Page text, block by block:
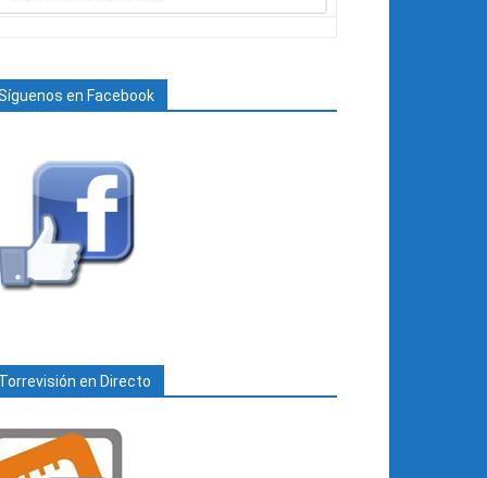
en Facebook
en Directo